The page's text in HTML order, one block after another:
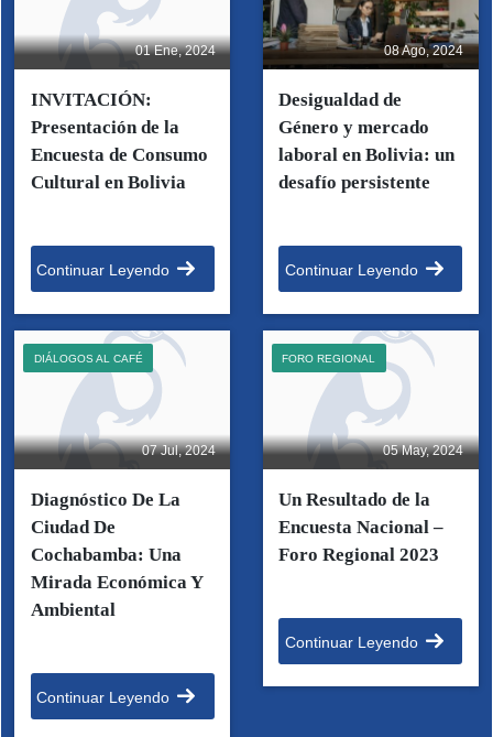
01 Ene, 2024
INVITACIÓN:
Presentación de la
Encuesta de Consumo
Cultural en Bolivia
Continuar Leyendo
08 Ago, 2024
Desigualdad de
Género y mercado
laboral en Bolivia: un
desafío persistente
Continuar Leyendo
07 Jul, 2024
DIÁLOGOS AL CAFÉ
Diagnóstico De La
Ciudad De
Cochabamba: Una
Mirada Económica Y
Ambiental
Continuar Leyendo
05 May, 2024
FORO REGIONAL
Un Resultado de la
Encuesta Nacional –
Foro Regional 2023
Continuar Leyendo